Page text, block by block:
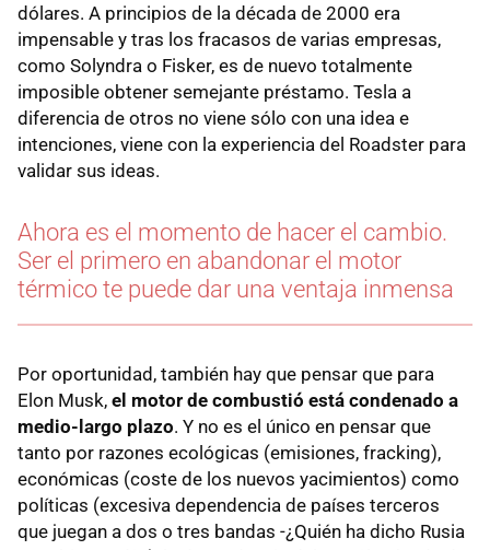
dólares. A principios de la década de 2000 era
impensable y tras los fracasos de varias empresas,
como Solyndra o Fisker, es de nuevo totalmente
imposible obtener semejante préstamo. Tesla a
diferencia de otros no viene sólo con una idea e
intenciones, viene con la experiencia del Roadster para
validar sus ideas.
Ahora es el momento de hacer el cambio.
Ser el primero en abandonar el motor
térmico te puede dar una ventaja inmensa
Por oportunidad, también hay que pensar que para
Elon Musk, el motor de combustió está condenado a
medio-largo plazo. Y no es el único en pensar que
tanto por razones ecológicas (emisiones, fracking),
económicas (coste de los nuevos yacimientos) como
políticas (excesiva dependencia de países terceros
que juegan a dos o tres bandas -¿Quién ha dicho Rusia